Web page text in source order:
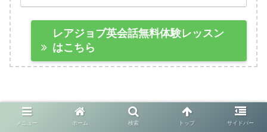
レアジョブ英会話無料体験レッスン
はこちら
そのほか、コストパフォーマンスがいいオンライン英会話
メニュー ホーム 検索 トップ サイドバー